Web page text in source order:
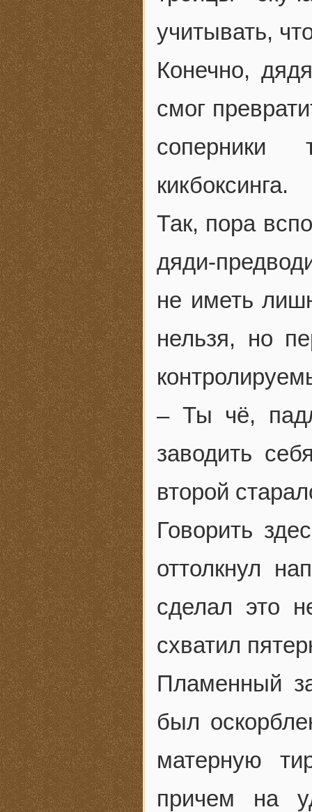
учитывать,
Конечно,
смог
кикбоксинга.
Так, пора
дяди-
не иметь
нельзя, но
– Ты чё,
заводить
второй
Говорить
оттолкнул
сделал это
схватил
Пламенный
был
матерную
причем на